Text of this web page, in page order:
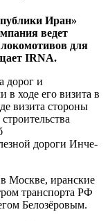
Иран»
ведет
для
IRNA.
дорог и
в ходе его визита в
визита стороны
дороги Инче-
Москве, иранские
транспорта РФ
Белозёровым.